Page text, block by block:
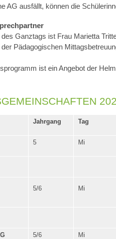
AG ausfällt, können die
des Ganztags ist Frau Marietta
der Pädagogischen
ist ein Angebot der
Jahrgang Tag
5 Mi
5/6 Mi
5/6 Mi